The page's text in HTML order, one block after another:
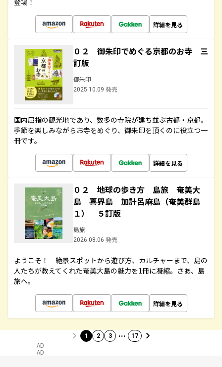
登場！
詳細を見る
０２ 御朱印でめぐる京都のお寺 三
訂版
御朱印
2025.10.09 発売
国内屈指の観光地であり、数多の寺院が建ち並ぶ古都・京都。
季節を楽しみながらお寺をめぐり、御朱印を頂くのに役立つ一
冊です。
詳細を見る
０２ 地球の歩き方 島旅 奄美大
島 喜界島 加計呂麻島（奄美群島
１） ５訂版
島旅
2026.08.06 発売
ようこそ！ 絶景スポットから遊び方、カルチャーまで、島の
人たちが教えてくれた奄美大島の魅力を1冊に凝縮。さあ、島
旅へ。
詳細を見る
1 2 3 … 17
AD
AD